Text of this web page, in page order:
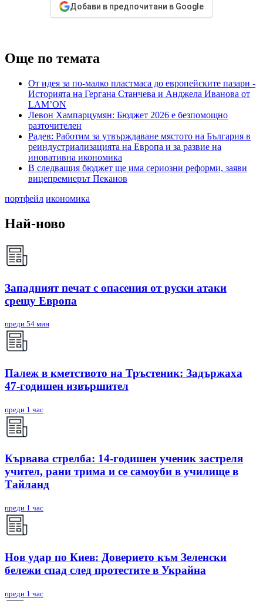
Добави в предпочитани в Google
Още по темата
От идея за по-малко пластмаса до европейските пазари -
Историята на Гергана Станчева и Анджела Иванова от
LAM’ОN
Левон Хампарцумян: Бюджет 2026 е безпомощно
разточителен
Радев: Работим за утвърждаване мястото на България в
реиндустриализацията на Европа и за развие на
иновативна икономика
В следващия бюджет ще има сериозни реформи, заяви
вицепремиерът Пеканов
портфейл икономика
Най-ново
Западният печат с опасения от руски атаки
срещу Европа
преди 54 мин
Палеж в кметството на Тръстеник: Задържаха
47-годишен извършител
преди 1 час
Кървава стрелба: 14-годишен ученик застреля
учител, рани трима и се самоуби в училище в
Тайланд
преди 1 час
Нов удар по Киев: Доверието към Зеленски
бележи спад след протестите в Украйна
преди 1 час